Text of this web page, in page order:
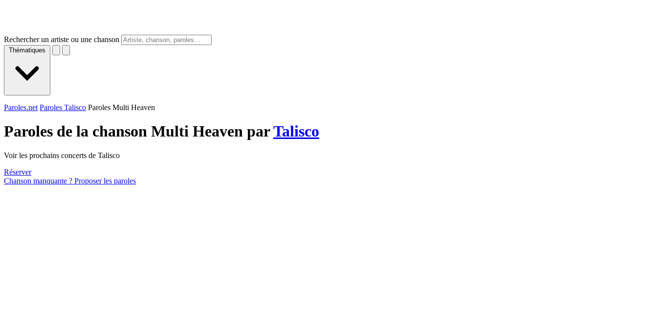
Rechercher un artiste ou une chanson
Thématiques
Paroles.net Paroles Talisco Paroles Multi Heaven
Paroles de la chanson Multi Heaven parTalisco
Voir les prochains concerts de Talisco
Réserver
Chanson manquante ? Proposer les paroles